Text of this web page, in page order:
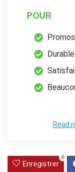
POUR
Promos
Durable
Read
Enregistrer
0